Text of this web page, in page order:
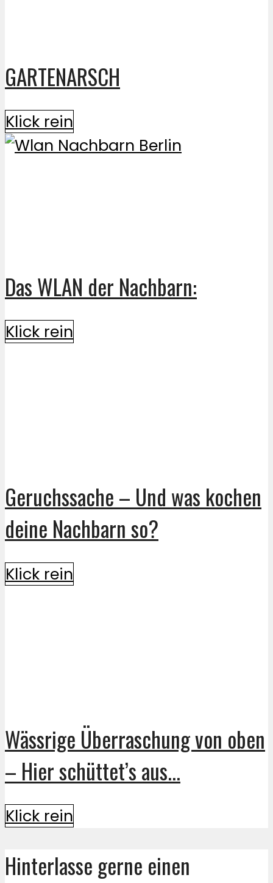
GARTENARSCH
Klick rein
Das WLAN der Nachbarn:
Klick rein
Geruchssache – Und was kochen
deine Nachbarn so?
Klick rein
Wässrige Überraschung von oben
– Hier schüttet’s aus...
Klick rein
Hinterlasse gerne einen